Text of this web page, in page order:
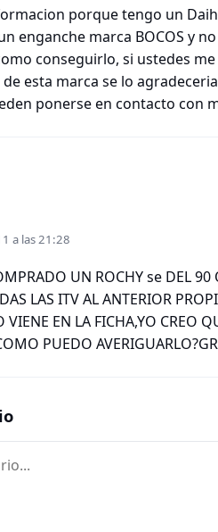
porque tengo un
enganche marca BOCOS y
conseguirlo, si ustedes
esta marca se lo
ponerse en contacto con
a las 21:28
UN ROCHY se DEL
LAS ITV AL ANTERIOR
VIENE EN LA FICHA,YO CREO
PUEDO